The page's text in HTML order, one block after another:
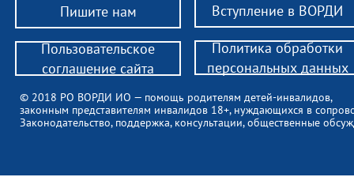
Пишите нам Вступление в ВОРДИ
© 2018 РО ВОРДИ ИО — помощь родителям детей-инвалидов,
законным представителям инвалидов 18+, нуждающихся в
Законодательство, поддержка, консультации, общественные
Пользовательское
соглашение сайта
Политика обработки
персональных данных